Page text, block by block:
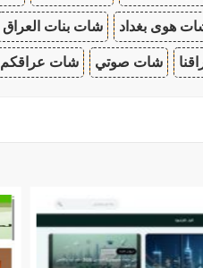
هوى بغداد شات بنات العراق
شات صوتي شات عراقكم